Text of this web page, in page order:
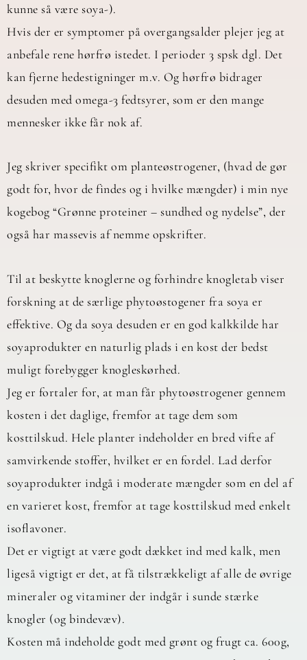
kunne så være soya-).
Hvis der er symptomer på overgangsalder plejer jeg at
anbefale rene hørfrø istedet. I perioder 3 spsk dgl. Det
kan fjerne hedestigninger m.v. Og hørfrø bidrager
desuden med omega-3 fedtsyrer, som er den mange
mennesker ikke får nok af.
Jeg skriver specifikt om planteøstrogener, (hvad de gør
godt for, hvor de findes og i hvilke mængder) i min nye
kogebog “Grønne proteiner – sundhed og nydelse”, der
også har massevis af nemme opskrifter.
Til at beskytte knoglerne og forhindre knogletab viser
forskning at de særlige phytoøstogener fra soya er
effektive. Og da soya desuden er en god kalkkilde har
soyaprodukter en naturlig plads i en kost der bedst
muligt forebygger knogleskørhed.
Jeg er fortaler for, at man får phytoøstrogener gennem
kosten i det daglige, fremfor at tage dem som
kosttilskud. Hele planter indeholder en bred vifte af
samvirkende stoffer, hvilket er en fordel. Lad derfor
soyaprodukter indgå i moderate mængder som en del af
en varieret kost, fremfor at tage kosttilskud med enkelt
isoflavoner.
Det er vigtigt at være godt dækket ind med kalk, men
ligeså vigtigt er det, at få tilstrækkeligt af alle de øvrige
mineraler og vitaminer der indgår i sunde stærke
knogler (og bindevæv).
Kosten må indeholde godt med grønt og frugt ca. 600g,